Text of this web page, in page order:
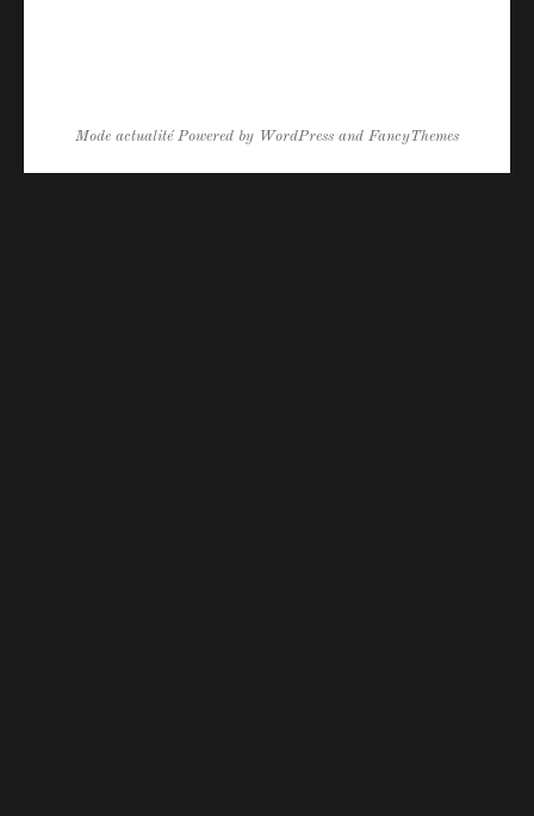
Mode actualitéPowered by WordPress and FancyThemes